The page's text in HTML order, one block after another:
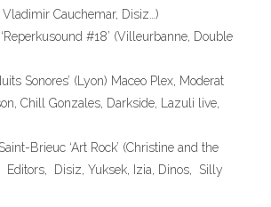
Vladimir Cauchemar, Disiz…)
#18’ (Villeurbanne, Double
Sonores’ (Lyon) Maceo Plex, Moderat
Chill Gonzales, Darkside, Lazuli live,
Brieuc ‘Art Rock’ (Christine and the
Editors, Disiz, Yuksek, Izia, Dinos, Silly